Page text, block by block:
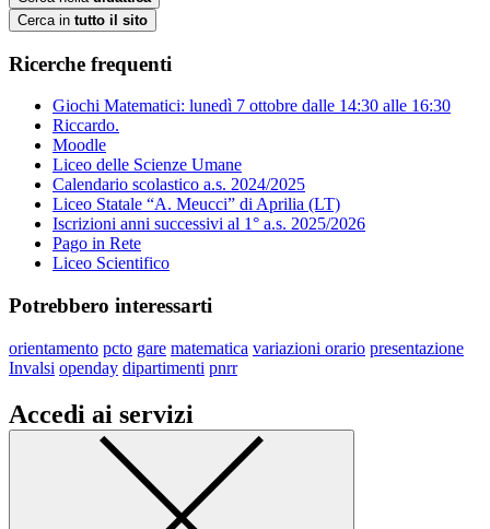
Cerca in tutto il sito
Ricerche frequenti
Giochi Matematici: lunedì 7 ottobre dalle 14:30 alle 16:30
Riccardo.
Moodle
Liceo delle Scienze Umane
Calendario scolastico a.s. 2024/2025
Liceo Statale “A. Meucci” di Aprilia (LT)
Iscrizioni anni successivi al 1° a.s. 2025/2026
Pago in Rete
Liceo Scientifico
Potrebbero interessarti
orientamento pcto gare matematica variazioni orario presentazione
Invalsi openday dipartimenti pnrr
Accedi ai servizi